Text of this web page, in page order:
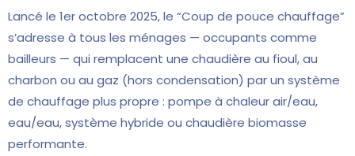
Lancé le 1er octobre 2025, le “Coup de pouce chauffage”
s’adresse à tous les ménages — occupants comme
bailleurs — qui remplacent une chaudière au fioul, au
charbon ou au gaz (hors condensation) par un système
de chauffage plus propre : pompe à chaleur air/eau,
eau/eau, système hybride ou chaudière biomasse
performante.